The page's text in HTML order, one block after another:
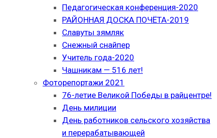
Педагогическая конференция-2020
РАЙОННАЯ ДОСКА ПОЧЁТА-2019
Славуты зямляк
Снежный снайпер
Учитель года-2020
Чашникам — 516 лет!
Фоторепортажи 2021
76-летие Великой Победы в райцентре!
День милиции
День работников сельского хозяйства
и перерабатывающей